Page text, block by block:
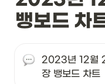
뱅보드 차
2023년 12월
장 뱅보드 차트